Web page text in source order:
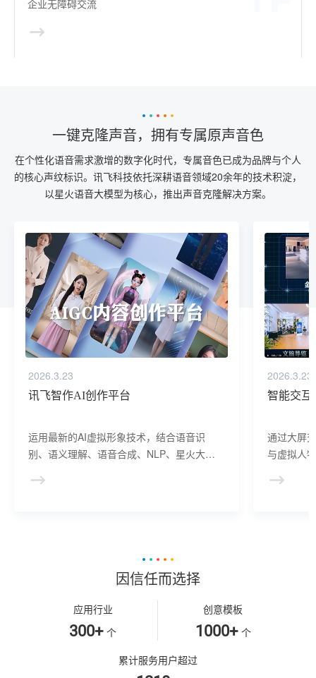
企业无障碍交流
一键克隆声音，拥有专属原声音色
在个性化语音需求激增的数字化时代，专属音色已成为品牌与个人
的核心声纹标识。讯飞科技依托深耕语音领域20余年的技术积淀，
以星火语音大模型为核心，推出声音克隆解决方案。
2026.3.23
讯飞智作AI创作平台
运用最新的AI虚拟形象技术，结合语音识
别、语义理解、语音合成、NLP、星火大模
建、AI驱动、多模态交互的多场景虚拟人产
2026.3.23
智能交互
通过大屏
与虚拟人
景，可广
因信任而选择
应用行业
300+ 个
创意模板
1000+ 个
累计服务用户超过